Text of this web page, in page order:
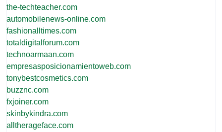
the-techteacher.com
automobilenews-online.com
fashionalltimes.com
totaldigitalforum.com
technoarmaan.com
empresasposicionamientoweb.com
tonybestcosmetics.com
buzznc.com
fxjoiner.com
skinbykindra.com
alltherageface.com